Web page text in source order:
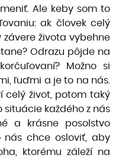
Ale keby som to
ak človek celý
života vybehne
Odrazu pôjde na
Možno si
ľuďmi a je to na nás.
celý život, potom taký
situácie každého z nás
a krásne posolstvo
nás chce osloviť, aby
ktorému záleží na